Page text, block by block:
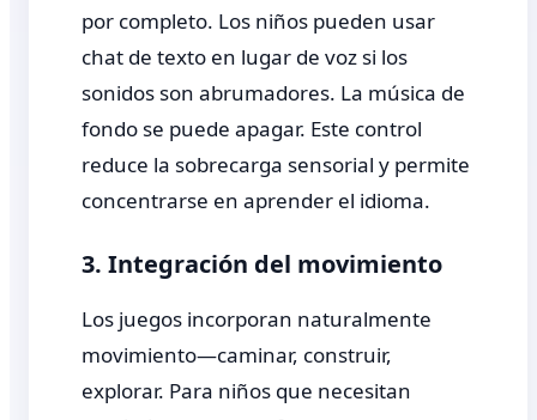
por completo. Los niños pueden usar
chat de texto en lugar de voz si los
sonidos son abrumadores. La música de
fondo se puede apagar. Este control
reduce la sobrecarga sensorial y permite
concentrarse en aprender el idioma.
3. Integración del movimiento
Los juegos incorporan naturalmente
movimiento—caminar, construir,
explorar. Para niños que necesitan